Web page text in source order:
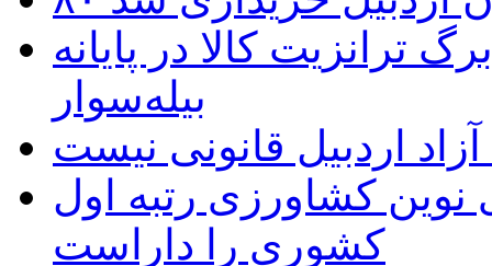
کالا در پایانه
بیله‌سوار
اردبیل قانونی نیست
نوین کشاورزی رتبه اول
کشوری را داراست